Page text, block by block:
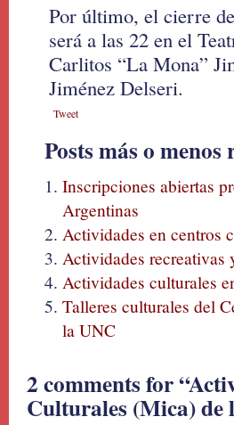
Por último, el cierre
será a las 22 en el
Carlitos “La Mona”
Jiménez Delseri.
Tweet
Posts más o
Inscripciones abiertas
Argentinas
Actividades en centros
Actividades
Actividades culturales
Talleres culturales del
la UNC
2 comments for
Culturales (Mica) de